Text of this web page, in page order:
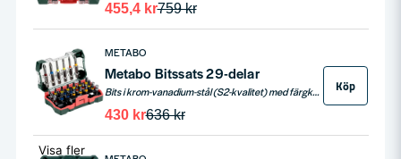
759 kr
455,4 kr
METABO
Metabo Bitssats 29-delar
Bits i krom-vanadium-stål (S2-kvalitet) med färgkodning för att snabbt och enkelt hitta passande bits. Magnetisk snabbitsadapter, högvärdig och robust kassett i speciell Metabo-design.
636 kr
430 kr
Köp
Visa fler